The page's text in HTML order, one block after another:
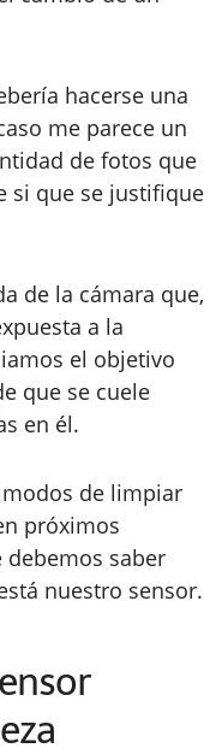
hacerse una
me parece un
de fotos que
si que se justifique
de la cámara que,
a la
el objetivo
que se cuele
en él.
de limpiar
próximos
saber
nuestro sensor.